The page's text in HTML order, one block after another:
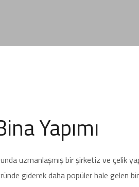
Yapımı
uzmanlaşmış bir şirketiz ve çelik
giderek daha popüler hale gelen